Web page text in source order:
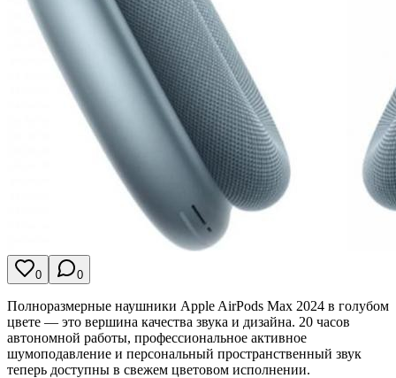
0 0
Полноразмерные наушники Apple AirPods Max 2024 в голубом
цвете — это вершина качества звука и дизайна. 20 часов
автономной работы, профессиональное активное
шумоподавление и персональный пространственный звук
теперь доступны в свежем цветовом исполнении.